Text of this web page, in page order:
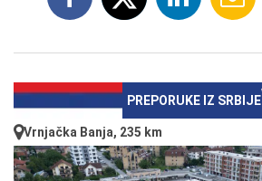
PREPORUKE IZ SRBIJE
Vrnjačka Banja, 235 km